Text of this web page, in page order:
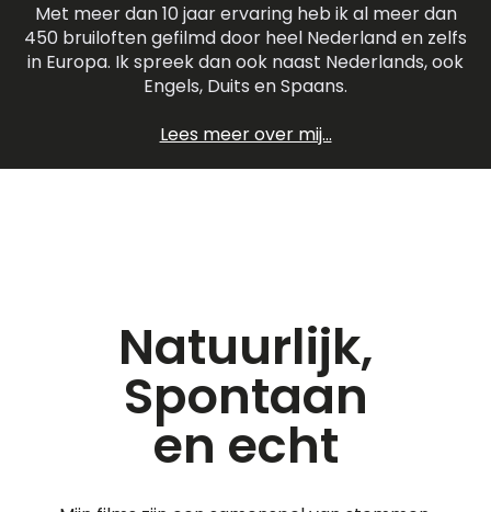
Met meer dan 10 jaar ervaring heb ik al meer dan
450 bruiloften gefilmd door heel Nederland en zelfs
in Europa. Ik spreek dan ook naast Nederlands, ook
Engels, Duits en Spaans.
Lees meer over mij...
Natuurlijk,
Spontaan
en echt